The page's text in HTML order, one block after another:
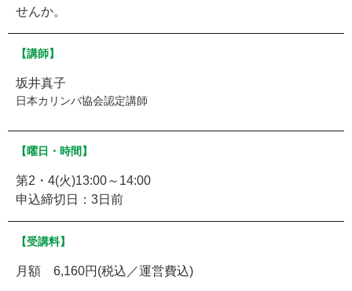
せんか。
【講師】
坂井真子
日本カリンバ協会認定講師
【曜日・時間】
第2・4(火)13:00～14:00
申込締切日：3日前
【受講料】
月額 6,160円(税込／運営費込)